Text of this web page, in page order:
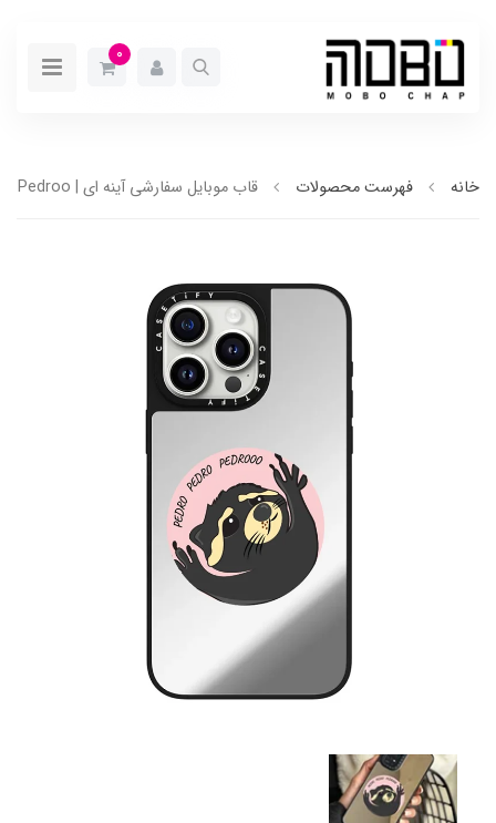
0
خانه فهرست محصولات قاب موبایل سفارشی آینه ای | Pedroo (کد 0194/2)